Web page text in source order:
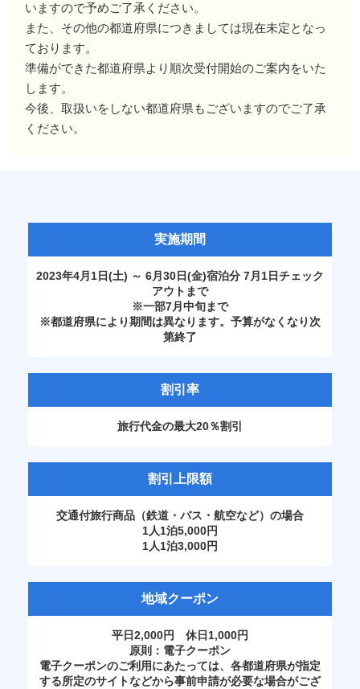
いますので予めご了承ください。
また、その他の都道府県につきましては現在未定となっ
ております。
準備ができた都道府県より順次受付開始のご案内をいた
します。
今後、取扱いをしない都道府県もございますのでご了承
ください。
実施期間
2023年4月1日(土) ～ 6月30日(金)宿泊分 7月1日チェック
アウトまで
※一部7月中旬まで
※都道府県により期間は異なります。予算がなくなり次
第終了
割引率
旅行代金の最大20％割引
割引上限額
交通付旅行商品（鉄道・バス・航空など）の場合
1人1泊5,000円
1人1泊3,000円
地域クーポン
平日2,000円 休日1,000円
原則：電子クーポン
電子クーポンのご利用にあたっては、各都道府県が指定
する所定のサイトなどから事前申請が必要な場合がござ